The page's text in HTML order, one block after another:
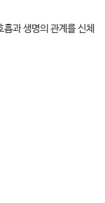
과 생명의 관계를 신체